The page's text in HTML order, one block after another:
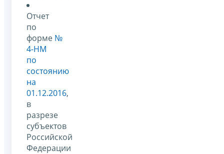
Отчет
по
форме №
4-НМ
по
состоянию
на
01.12.2016,
в
разрезе
субъектов
Российской
Федерации